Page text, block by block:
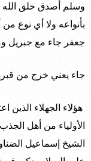
وسلم أصدق خلق الله
بأنواعه ولا أي نوع
جعفر جاء مع جبريل
جاء يعني خرج من
هؤلاء الجهلاء الذين
الأولياء من أهل
الشيخ إسماعيل